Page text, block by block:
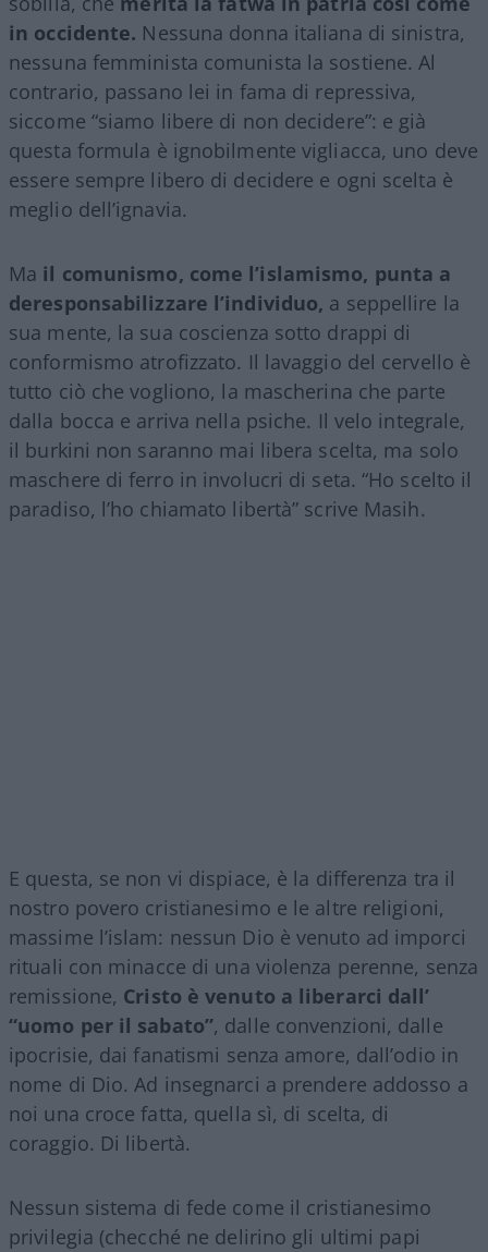
in occidente. Nessuna donna italiana di sinistra,
nessuna femminista comunista la sostiene. Al
contrario, passano lei in fama di repressiva,
siccome “siamo libere di non decidere”: e già
questa formula è ignobilmente vigliacca, uno deve
essere sempre libero di decidere e ogni scelta è
meglio dell’ignavia.
Ma il comunismo, come l’islamismo, punta a
deresponsabilizzare l’individuo, a seppellire la
sua mente, la sua coscienza sotto drappi di
conformismo atrofizzato. Il lavaggio del cervello è
tutto ciò che vogliono, la mascherina che parte
dalla bocca e arriva nella psiche. Il velo integrale,
il burkini non saranno mai libera scelta, ma solo
maschere di ferro in involucri di seta. “Ho scelto il
paradiso, l’ho chiamato libertà” scrive Masih.
E questa, se non vi dispiace, è la differenza tra il
nostro povero cristianesimo e le altre religioni,
massime l’islam: nessun Dio è venuto ad imporci
rituali con minacce di una violenza perenne, senza
remissione, Cristo è venuto a liberarci dall’
“uomo per il sabato”, dalle convenzioni, dalle
ipocrisie, dai fanatismi senza amore, dall’odio in
nome di Dio. Ad insegnarci a prendere addosso a
noi una croce fatta, quella sì, di scelta, di
coraggio. Di libertà.
Nessun sistema di fede come il cristianesimo
privilegia (checché ne delirino gli ultimi papi